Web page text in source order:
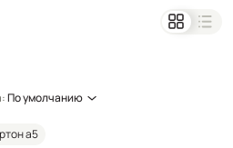
По умолчанию
а5